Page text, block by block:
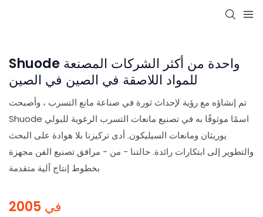
Shuode واحدة من أكثر الشركات المصنعة
للمواد اللاصقة في الصين في الصين
تم إنشاؤه مع رؤية لإحداث ثورة في صناعة مانع التسرب ، وأصبحت
Shuode اسمًا موثوقًا به في تصنيع مانعات التسرب الرغوية للبولي
يوريثان ومانعات السيليكون. أدى تركيزنا بلا هوادة على البحث
والتطوير إلى ابتكارات رائدة. حالتنا - من - مرافق تصنيع الفن مجهزة
بخطوط إنتاج آلية متقدمة
في 2005